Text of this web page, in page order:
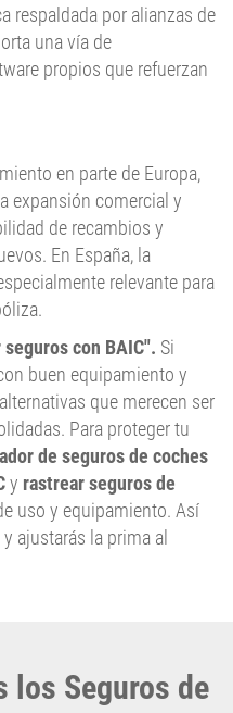
respaldada por alianzas de
una vía de
propios que refuerzan
en parte de Europa,
expansión comercial y
de recambios y
En España, la
relevante para
con BAIC". Si
buen equipamiento y
que merecen ser
Para proteger tu
de seguros de coches
y rastrear seguros de
uso y equipamiento. Así
ajustarás la prima al
los Seguros de